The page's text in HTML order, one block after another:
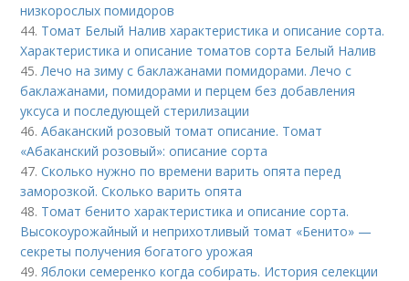
низкорослых помидоров
44. Томат Белый Налив характеристика и описание сорта.
Характеристика и описание томатов сорта Белый Налив
45. Лечо на зиму с баклажанами помидорами. Лечо с
баклажанами, помидорами и перцем без добавления
уксуса и последующей стерилизации
46.Абаканский розовый томат описание. Томат
«Абаканский розовый»: описание сорта
47.Сколько нужно по времени варить опята перед
заморозкой. Сколько варить опята
48. Томат бенито характеристика и описание сорта.
Высокоурожайный и неприхотливый томат «Бенито» —
секреты получения богатого урожая
49. Яблоки семеренко когда собирать. История селекции